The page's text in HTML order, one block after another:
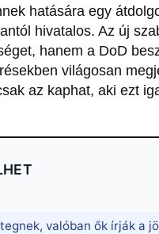
hatására egy
hivatalos. Az új
hanem a DoD
világosan
az kaphat, aki ezt
valóban ők írják a